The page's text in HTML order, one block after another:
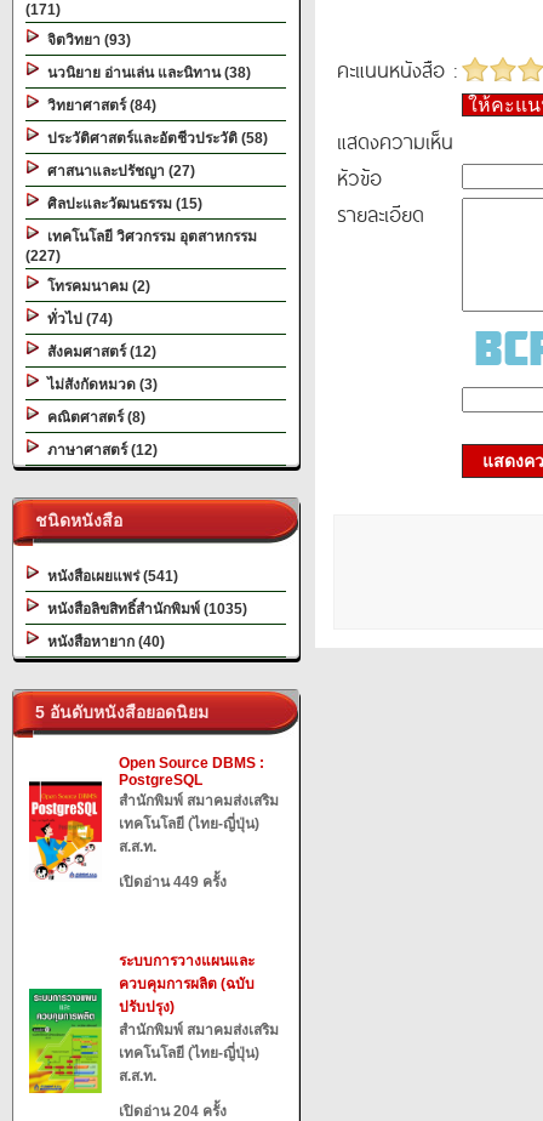
(171)
จิตวิทยา (93)
นวนิยาย อ่านเล่น และนิทาน (38)
วิทยาศาสตร์ (84)
ประวัติศาสตร์และอัตชีวประวัติ (58)
ศาสนาและปรัชญา (27)
ศิลปะและวัฒนธรรม (15)
เทคโนโลยี วิศวกรรม อุตสาหกรรม
(227)
โทรคมนาคม (2)
ทั่วไป (74)
สังคมศาสตร์ (12)
ไม่สังกัดหมวด (3)
คณิตศาสตร์ (8)
ภาษาศาสตร์ (12)
ชนิดหนังสือ
หนังสือเผยแพร่ (541)
หนังสือลิขสิทธิ์สำนักพิมพ์ (1035)
หนังสือหายาก (40)
5 อันดับหนังสือยอดนิยม
Open Source DBMS :
PostgreSQL
สำนักพิมพ์ สมาคมส่งเสริม
เทคโนโลยี (ไทย-ญี่ปุ่น)
ส.ส.ท.
เปิดอ่าน 449 ครั้ง
ระบบการวางแผนและ
ควบคุมการผลิต (ฉบับ
ปรับปรุง)
สำนักพิมพ์ สมาคมส่งเสริม
เทคโนโลยี (ไทย-ญี่ปุ่น)
ส.ส.ท.
เปิดอ่าน 204 ครั้ง
คะแนนหนังสือ :
ให้คะแ
แสดงความเห็น
หัวข้อ
รายละเอียด
แสดงค